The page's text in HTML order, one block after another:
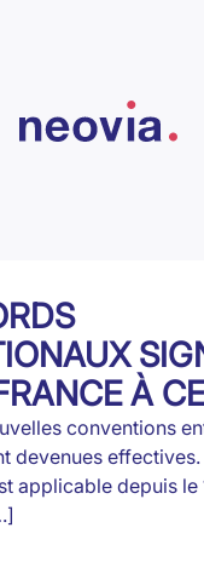
À
conventions
devenues
applicable depuis le